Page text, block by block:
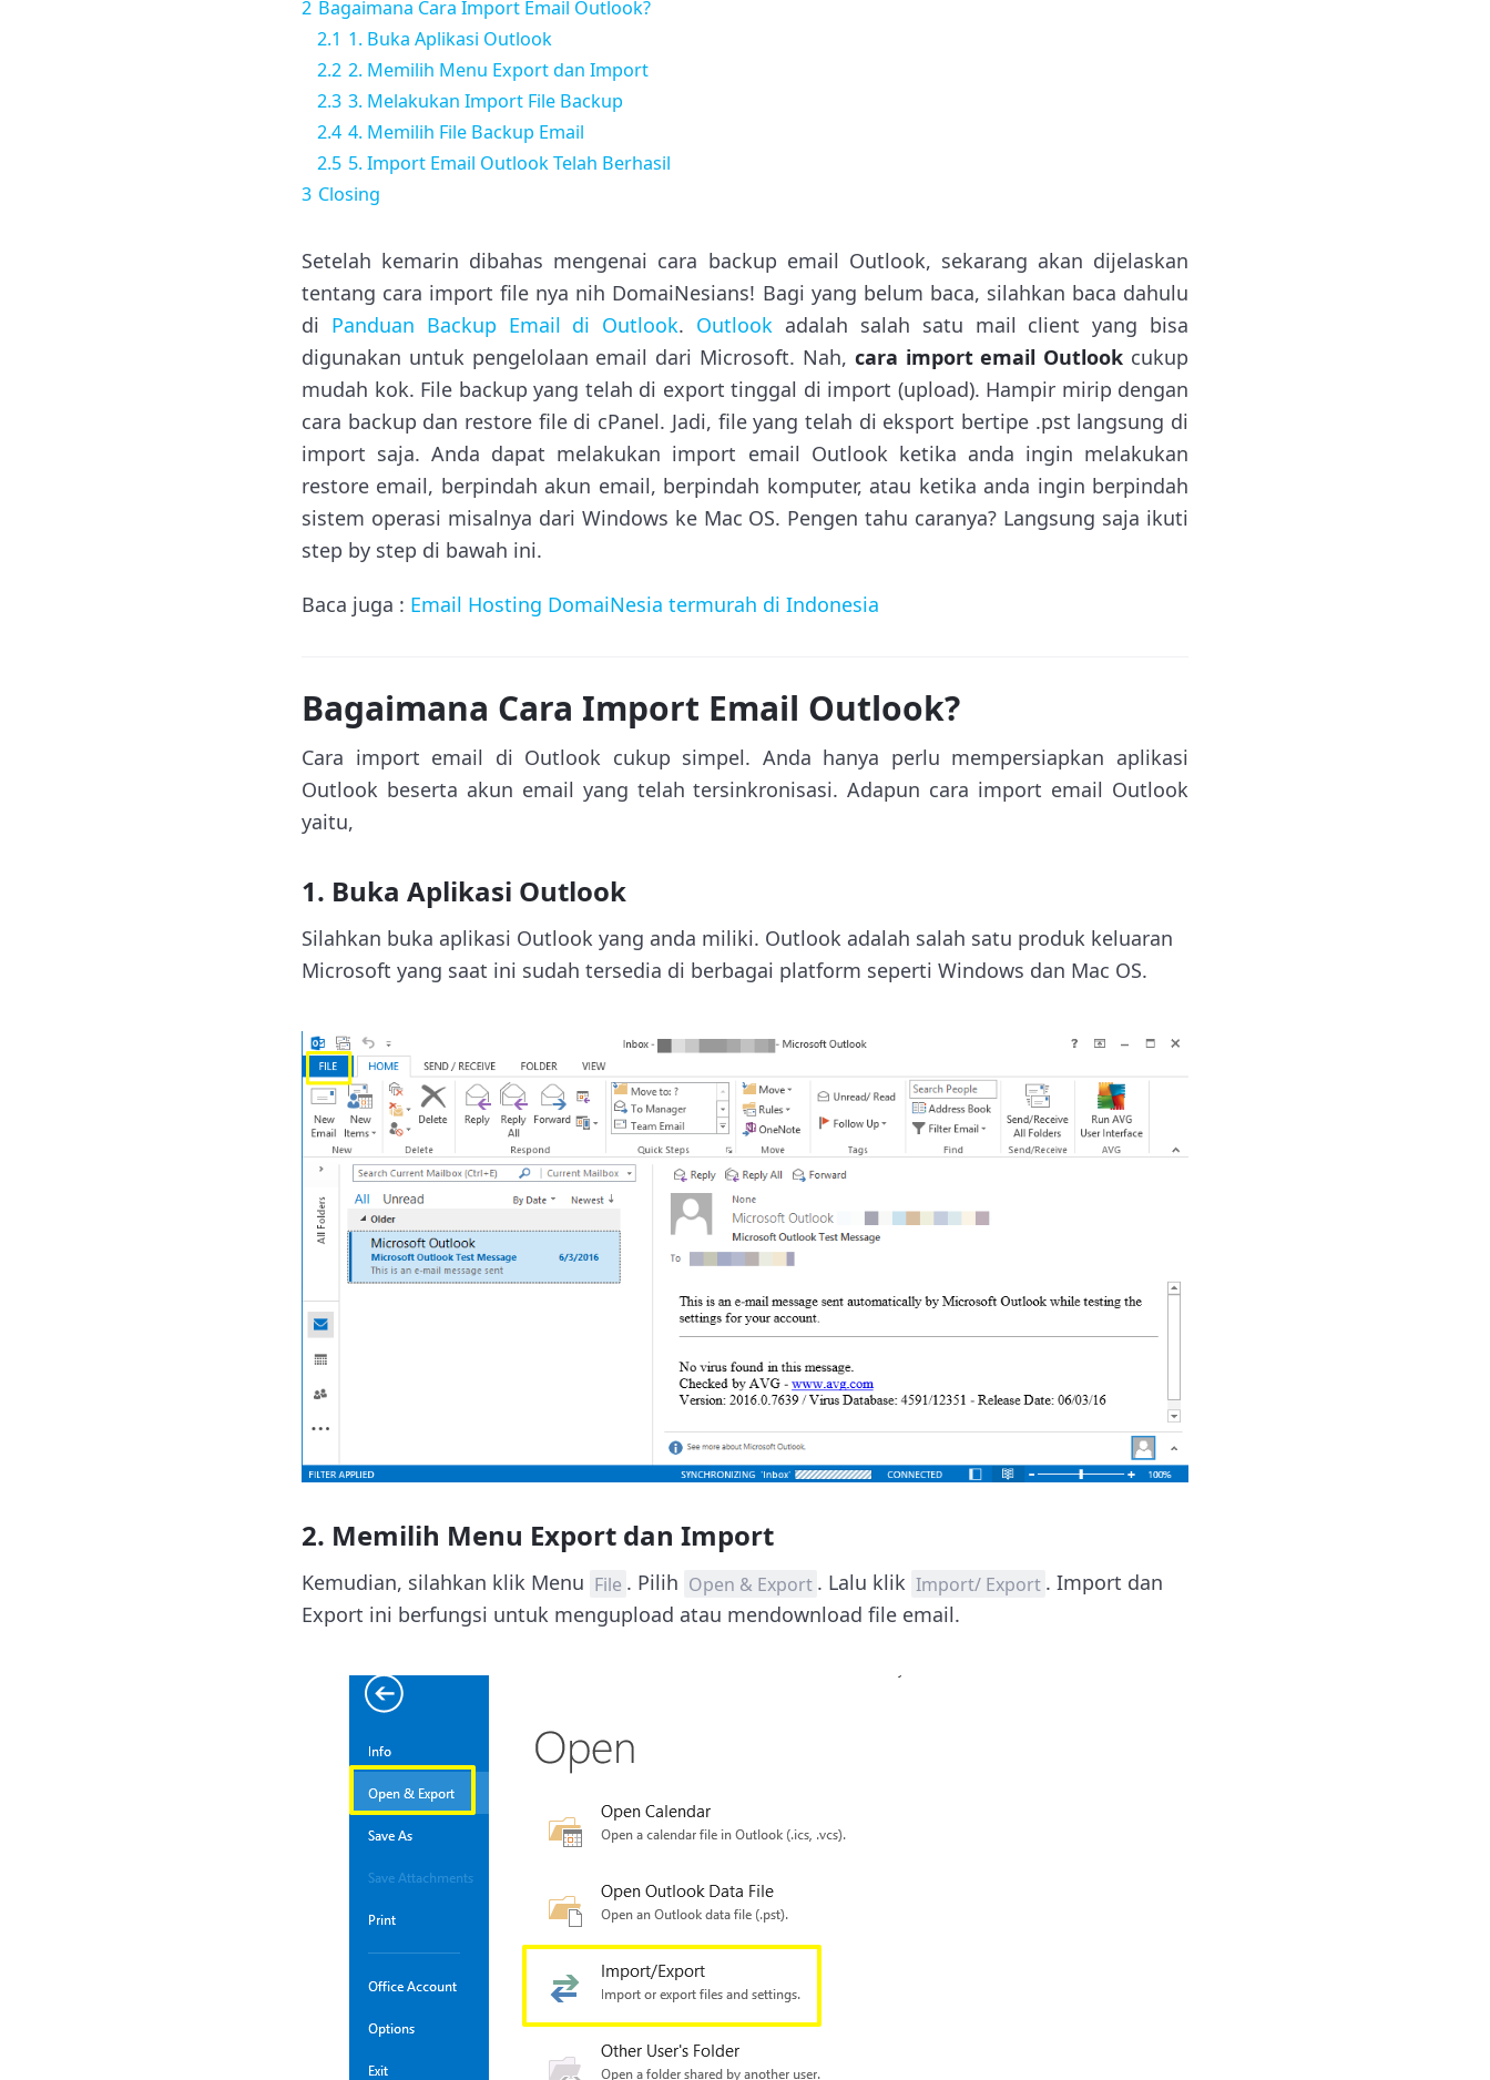
2 Bagaimana Cara Import Email Outlook?
2.1 1. Buka Aplikasi Outlook
2.2 2. Memilih Menu Export dan Import
2.3 3. Melakukan Import File Backup
2.4 4. Memilih File Backup Email
2.5 5. Import Email Outlook Telah Berhasil
3 Closing
Setelah kemarin dibahas mengenai cara backup email Outlook, sekarang akan dijelaskan
tentang cara import file nya nih DomaiNesians! Bagi yang belum baca, silahkan baca dahulu
di Panduan Backup Email di Outlook. Outlook adalah salah satu mail client yang bisa
digunakan untuk pengelolaan email dari Microsoft. Nah, cara import email Outlook cukup
mudah kok. File backup yang telah di export tinggal di import (upload). Hampir mirip dengan
cara backup dan restore file di cPanel. Jadi, file yang telah di eksport bertipe .pst langsung di
import saja. Anda dapat melakukan import email Outlook ketika anda ingin melakukan
restore email, berpindah akun email, berpindah komputer, atau ketika anda ingin berpindah
sistem operasi misalnya dari Windows ke Mac OS. Pengen tahu caranya? Langsung saja ikuti
step by step di bawah ini.
Baca juga : Email Hosting DomaiNesia termurah di Indonesia
Bagaimana Cara Import Email Outlook?
Cara import email di Outlook cukup simpel. Anda hanya perlu mempersiapkan aplikasi
Outlook beserta akun email yang telah tersinkronisasi. Adapun cara import email Outlook
yaitu,
1. Buka Aplikasi Outlook
Silahkan buka aplikasi Outlook yang anda miliki. Outlook adalah salah satu produk keluaran
Microsoft yang saat ini sudah tersedia di berbagai platform seperti Windows dan Mac OS.
2. Memilih Menu Export dan Import
Kemudian, silahkan klik Menu File . Pilih Open & Export . Lalu klik Import/ Export . Import dan
Export ini berfungsi untuk mengupload atau mendownload file email.